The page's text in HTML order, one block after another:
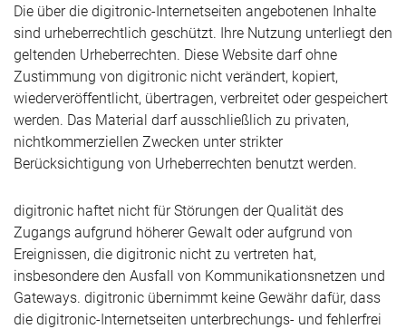
Die über die digitronic-Internetseiten angebotenen Inhalte
sind urheberrechtlich geschützt. Ihre Nutzung unterliegt den
geltenden Urheberrechten. Diese Website darf ohne
Zustimmung von digitronic nicht verändert, kopiert,
wiederveröffentlicht, übertragen, verbreitet oder gespeichert
werden. Das Material darf ausschließlich zu privaten,
nichtkommerziellen Zwecken unter strikter
Berücksichtigung von Urheberrechten benutzt werden.
digitronic haftet nicht für Störungen der Qualität des
Zugangs aufgrund höherer Gewalt oder aufgrund von
Ereignissen, die digitronic nicht zu vertreten hat,
insbesondere den Ausfall von Kommunikationsnetzen und
Gateways. digitronic übernimmt keine Gewähr dafür, dass
die digitronic-Internetseiten unterbrechungs- und fehlerfrei